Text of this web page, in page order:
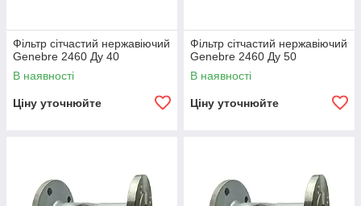
Фільтр сітчастий нержавіючий
Genebre 2460 Ду 40
В наявності
Ціну уточнюйте
Фільтр сітчастий нержавіючий
Genebre 2460 Ду 50
В наявності
Ціну уточнюйте